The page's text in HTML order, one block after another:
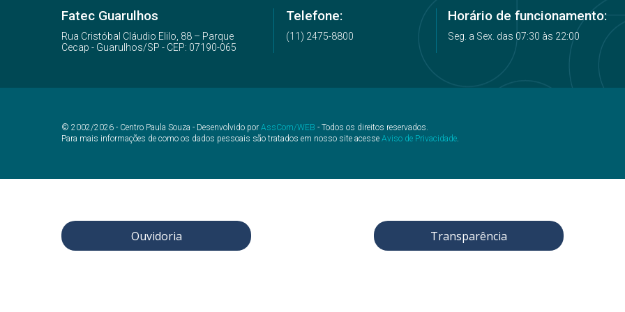
Fatec Guarulhos
Rua Cristóbal Cláudio Elilo, 88 – Parque
Cecap - Guarulhos/SP - CEP: 07190-065
Telefone:
(11) 2475-8800
Horário de funcionamento:
Seg. a Sex. das 07:30 às 22:00
© 2002/2026 - Centro Paula Souza - Desenvolvido por AssCom/WEB - Todos os direitos reservados.
Para mais informações de como os dados pessoais são tratados em nosso site acesse Aviso de Privacidade
Ouvidoria Transparência